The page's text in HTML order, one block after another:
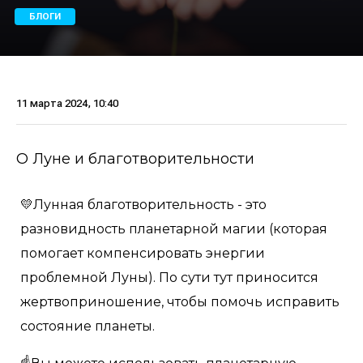
БЛОГИ
11 марта 2024, 10:40
О Луне и благотворительности
💛Лунная благотворительность - это
разновидность планетарной магии (которая
помогает компенсировать энергии
проблемной Луны). По сути тут приносится
жертвоприношение, чтобы помочь исправить
состояние планеты.